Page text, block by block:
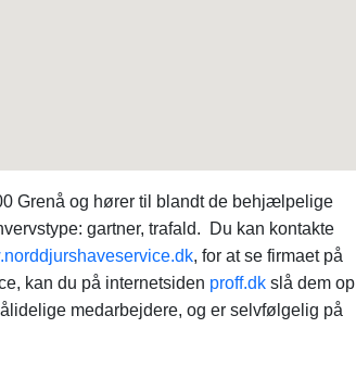
Grenå og hører til blandt de behjælpelige
gartner, trafald. Du kan kontakte
, for at se firmaet på
kan du på internetsiden proff.dk slå dem op
medarbejdere, og er selvfølgelig på